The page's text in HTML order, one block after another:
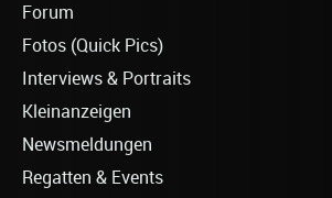
Forum
Fotos (Quick Pics)
Interviews & Portraits
Kleinanzeigen
Newsmeldungen
Regatten & Events